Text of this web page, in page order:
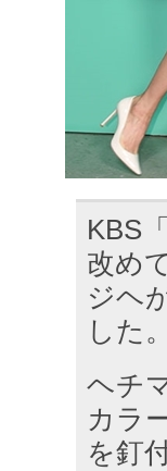
KBS
改め
ジヘ
した。
ヘチ
カラ
を釘